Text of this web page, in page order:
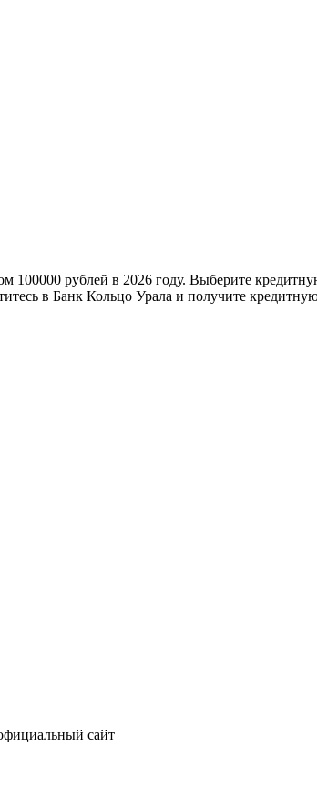
100000 рублей в 2026 году. Выберите
в Банк Кольцо Урала и получите
сайт